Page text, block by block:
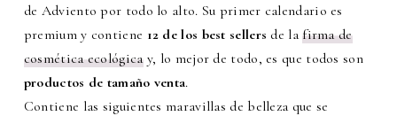
de Adviento por todo lo alto. Su primer calendario es
premium y contiene 12 de los best sellers de lafirma de
cosmética ecológicay, lo mejor de todo, es que todos son
productos de tamaño venta.
Contiene las siguientes maravillas de belleza que se